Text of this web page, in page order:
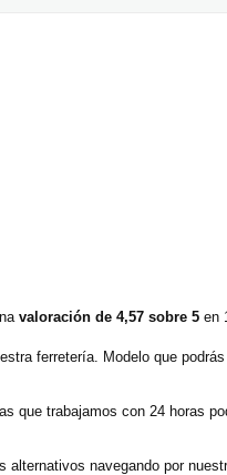
valoración de 4,57 sobre 5 en
ferretería. Modelo que podrás
que trabajamos con 24 horas
alternativos navegando por